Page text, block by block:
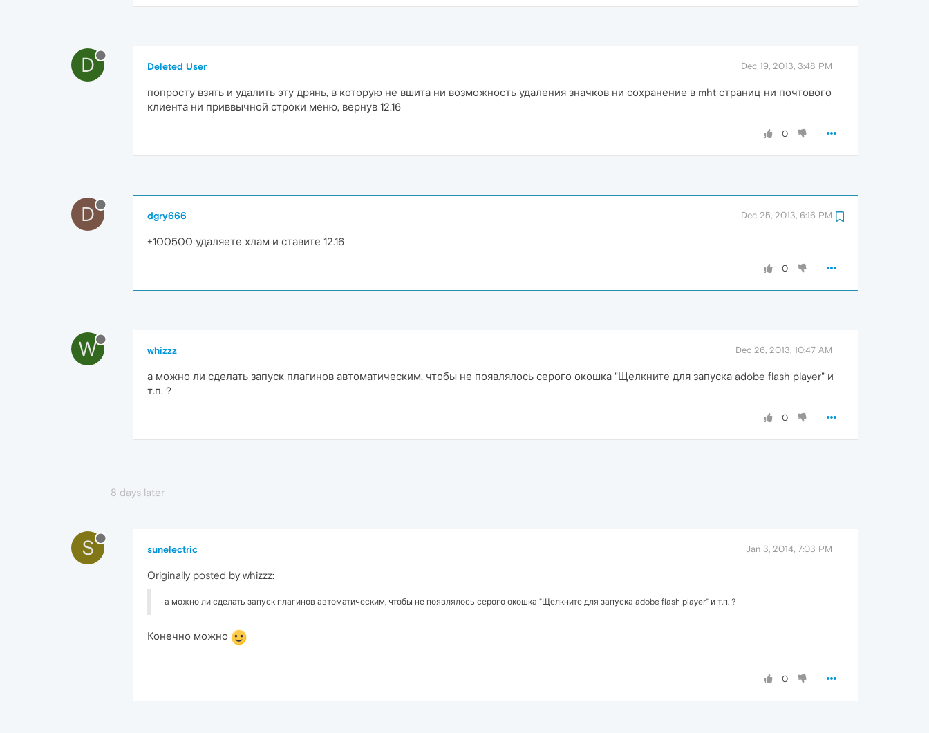
D Deleted User Dec 19, 2013, 3:48 PM
попросту взять и удалить эту дрянь, в которую не вшита ни возможность удаления значков ни сохранение в mht страниц ни почтового
клиента ни приввычной строки меню, вернув 12.16
0
D dgry666 Dec 25, 2013, 6:16 PM
+100500 удаляете хлам и ставите 12.16
0
W whizzz Dec 26, 2013, 10:47 AM
а можно ли сделать запуск плагинов автоматическим, чтобы не появлялось серого окошка "Щелкните для запуска adobe flash player" и
т.п. ?
0
8 days later
S sunelectric Jan 3, 2014, 7:03 PM
Originally posted by whizzz:
а можно ли сделать запуск плагинов автоматическим, чтобы не появлялось серого окошка "Щелкните для запуска adobe flash player" и т.п. ?
Конечно можно
0